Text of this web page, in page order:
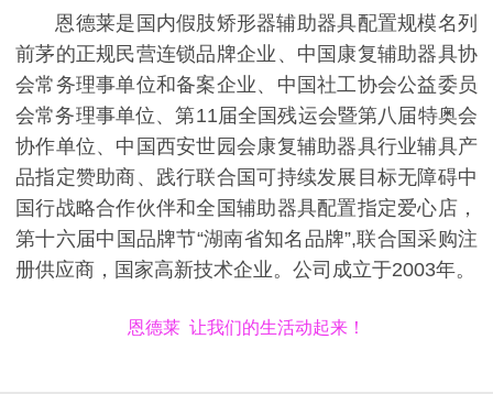
恩德莱是国内假肢矫形器辅助器具配置规模名列
前茅的正规民营连锁品牌企业、中国康复辅助器具协
会常务理事单位和备案企业、中国社工协会公益委员
会常务理事单位、第11届全国残运会暨第八届特奥会
协作单位、中国西安世园会康复辅助器具行业辅具产
品指定赞助商、践行联合国可持续发展目标无障碍中
国行战略合作伙伴和全国辅助器具配置指定爱心店，
第十六届中国品牌节“湖南省知名品牌”,联合国采购注
册供应商，国家高新技术企业。公司成立于2003年。
恩德莱 让我们的生活动起来！